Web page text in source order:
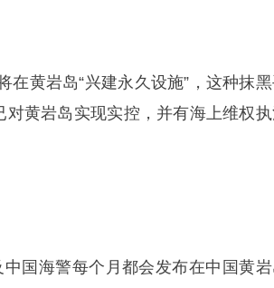
黄岩岛“兴建永久设施”，这种抹
对黄岩岛实现实控，并有海上维权
国海警每个月都会发布在中国黄